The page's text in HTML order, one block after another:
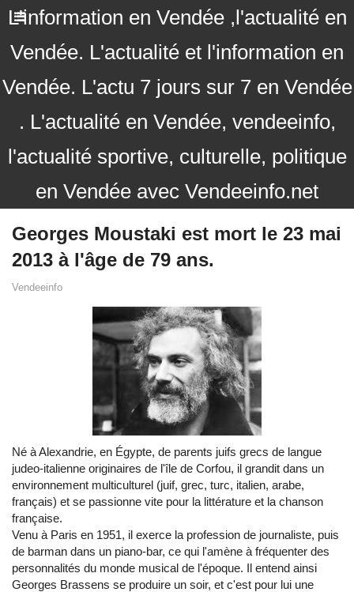
L'information en Vendée ,l'actualité en
Vendée. L'actualité et l'information en
Vendée. L'actu 7 jours sur 7 en Vendée
. L'actualité en Vendée, vendeeinfo,
l'actualité sportive, culturelle, politique
en Vendée avec Vendeeinfo.net
Georges Moustaki est mort le 23 mai
2013 à l'âge de 79 ans.
Vendeeinfo
Né à Alexandrie, en Égypte, de parents juifs grecs de langue
judeo-italienne originaires de l'île de Corfou, il grandit dans un
environnement multiculturel (juif, grec, turc, italien, arabe,
français) et se passionne vite pour la littérature et la chanson
française.
Venu à Paris en 1951, il exerce la profession de journaliste, puis
de barman dans un piano-bar, ce qui l'amène à fréquenter des
personnalités du monde musical de l'époque. Il entend ainsi
Georges Brassens se produire un soir, et c'est pour lui une